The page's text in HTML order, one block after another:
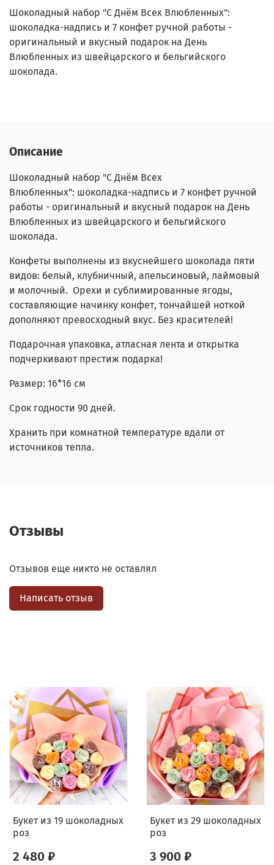
Шоколадный набор "С Днём Всех Влюбленных":
шоколадка-надпись и 7 конфет ручной работы -
оригинальный и вкусный подарок на День
Влюбленных из швейцарского и бельгийского
шоколада.
Описание
Шоколадный набор "С Днём Всех
Влюбленных": шоколадка-надпись и 7 конфет ручной
работы - оригинальный и вкусный подарок на День
Влюбленных из швейцарского и бельгийского
шоколада.
Конфеты выполнены из вкуснейшего шоколада пяти
видов: белый, клубничный, апельсиновый, лаймовый
и молочный. Орехи и сублимированные ягоды,
составляющие начинку конфет, тончайшей ноткой
дополняют превосходный вкус. Без красителей!
Подарочная упаковка, атласная лента и открытка
подчеркивают престиж подарка!
Размер: 16*16 см
Срок годности 90 дней.
Хранить при комнатной температуре вдали от
источников тепла.
Отзывы
Отзывов еще никто не оставлял
Написать отзыв
Букет из 19 шоколадных
роз
2 480 ₽
Букет из 29 шоколадных
роз
3 900 ₽